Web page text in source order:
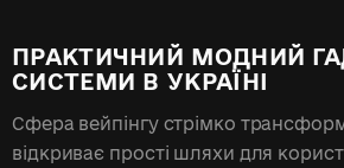
ПРАКТИЧНИЙ МОДНИЙ
СИСТЕМИ В УКРАЇНІ
Сфера вейпінгу стрімко
відкриває прості шляхи для